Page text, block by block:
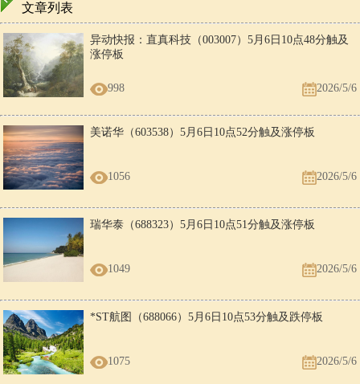
文章列表
异动快报：直真科技（003007）5月6日10点48分触及
涨停板
998 2026/5/6
美诺华（603538）5月6日10点52分触及涨停板
1056 2026/5/6
瑞华泰（688323）5月6日10点51分触及涨停板
1049 2026/5/6
*ST航图（688066）5月6日10点53分触及跌停板
1075 2026/5/6